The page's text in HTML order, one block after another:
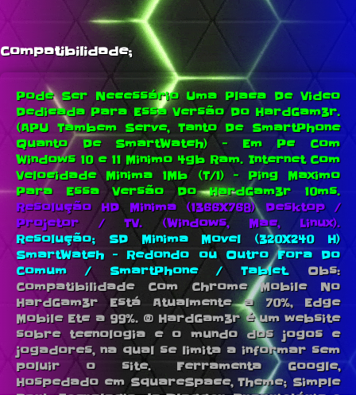
Compatibilidade;
Pode Ser Necessário Uma Placa De Video
Dedicada Para Essa Versão Do HardGam3r.
(APU Tambem Serve, Tanto De SmartPhone
Quanto De SmartWatch) - Em Pc Com
Windows 10 e 11 Minimo 4gb Ram. Internet Com
Velocidade Minima 1Mb (T/1) - Ping Maximo
Para Essa Versão Do HardGam3r 10ms.
Resolução HD Minima (1366X768) Desktop /
Projetor / TV. (Windows, Mac, Linux).
Resolução; SD Minima Movel (320X240 H)
SmartWatch - Redondo ou Outro Fora Do
Comum / SmartPhone / Tablet.Obs:
Compatibilidade Com Chrome Mobile No
HardGam3r Está Atualmente a 70%, Edge
Mobile Etc a 99%. © HardGam3r é um website
sobre tecnologia e o mundo dos jogos e
jogadores, na qual se limita a informar sem
poluir o site. Ferramenta Google,
Hospedado em SquareSpace, Theme; Simple